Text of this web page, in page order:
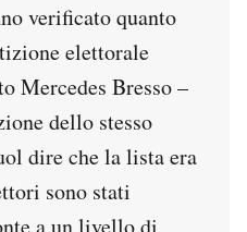
verificato quanto
elettorale
Mercedes Bresso –
dello stesso
dire che la lista era
sono stati
a un livello di